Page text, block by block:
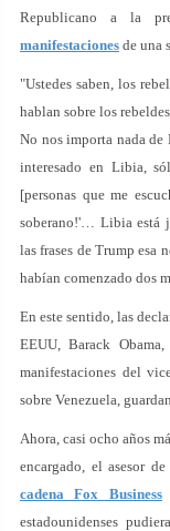
Republicano a la
manifestaciones de una
"Ustedes saben, los
hablan sobre los
No nos importa nada
interesado en Libia,
[personas que me
soberano!'… Libia está
las frases de Trump esa
habían comenzado dos
En este sentido, las
EEUU, Barack
manifestaciones del
sobre Venezuela,
Ahora, casi ocho años
encargado, el asesor
cadena Fox Business
estadounidenses